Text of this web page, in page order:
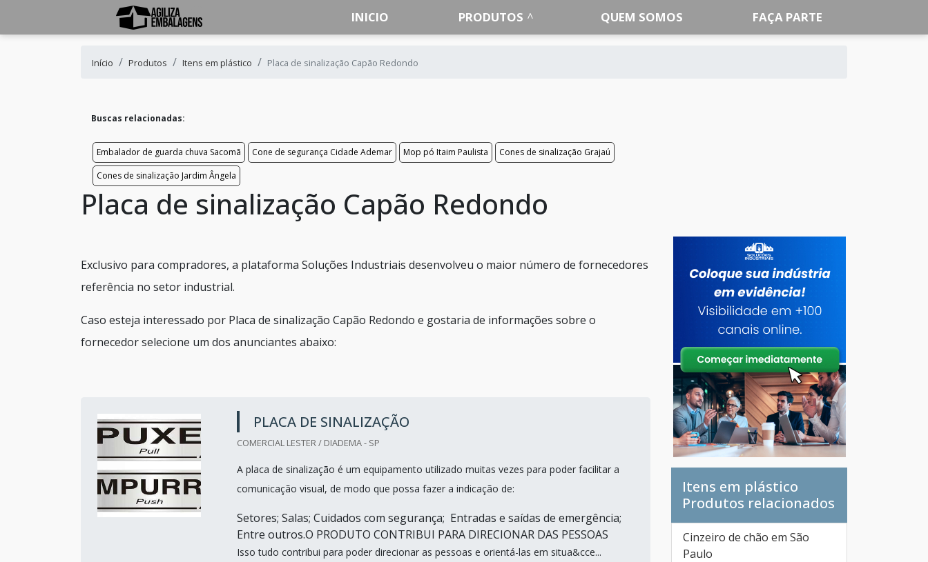
INICIO PRODUTOS QUEM SOMOS FAÇA PARTE
Início Produtos Itens em plástico Placa de sinalização Capão Redondo
Buscas relacionadas:
Embalador de guarda chuva Sacomã Cone de segurança Cidade Ademar Mop pó Itaim Paulista
Cones de sinalização Grajaú
Cones de sinalização Jardim Ângela
Placa de sinalização Capão Redondo
Exclusivo para compradores, a plataforma Soluções Industriais desenvolveu o maior número de fornecedores
referência no setor industrial.
Caso esteja interessado por Placa de sinalização Capão Redondo e gostaria de informações sobre o
fornecedor selecione um dos anunciantes abaixo:
PLACA DE SINALIZAÇÃO
COMERCIAL LESTER / DIADEMA - SP
A placa de sinalização é um equipamento utilizado muitas vezes para poder facilitar a
comunicação visual, de modo que possa fazer a indicação de:
Setores; Salas; Cuidados com segurança; Entradas e saídas de emergência;
Entre outros.O PRODUTO CONTRIBUI PARA DIRECIONAR DAS PESSOAS
Isso tudo contribui para poder direcionar as pessoas e orientá-las em situa&cce...
Itens em plástico
Produtos relacionados
Cinzeiro de chão em São
Paulo